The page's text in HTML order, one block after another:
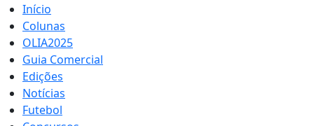
Início
Colunas
OLIA2025
Guia Comercial
Edições
Notícias
Futebol